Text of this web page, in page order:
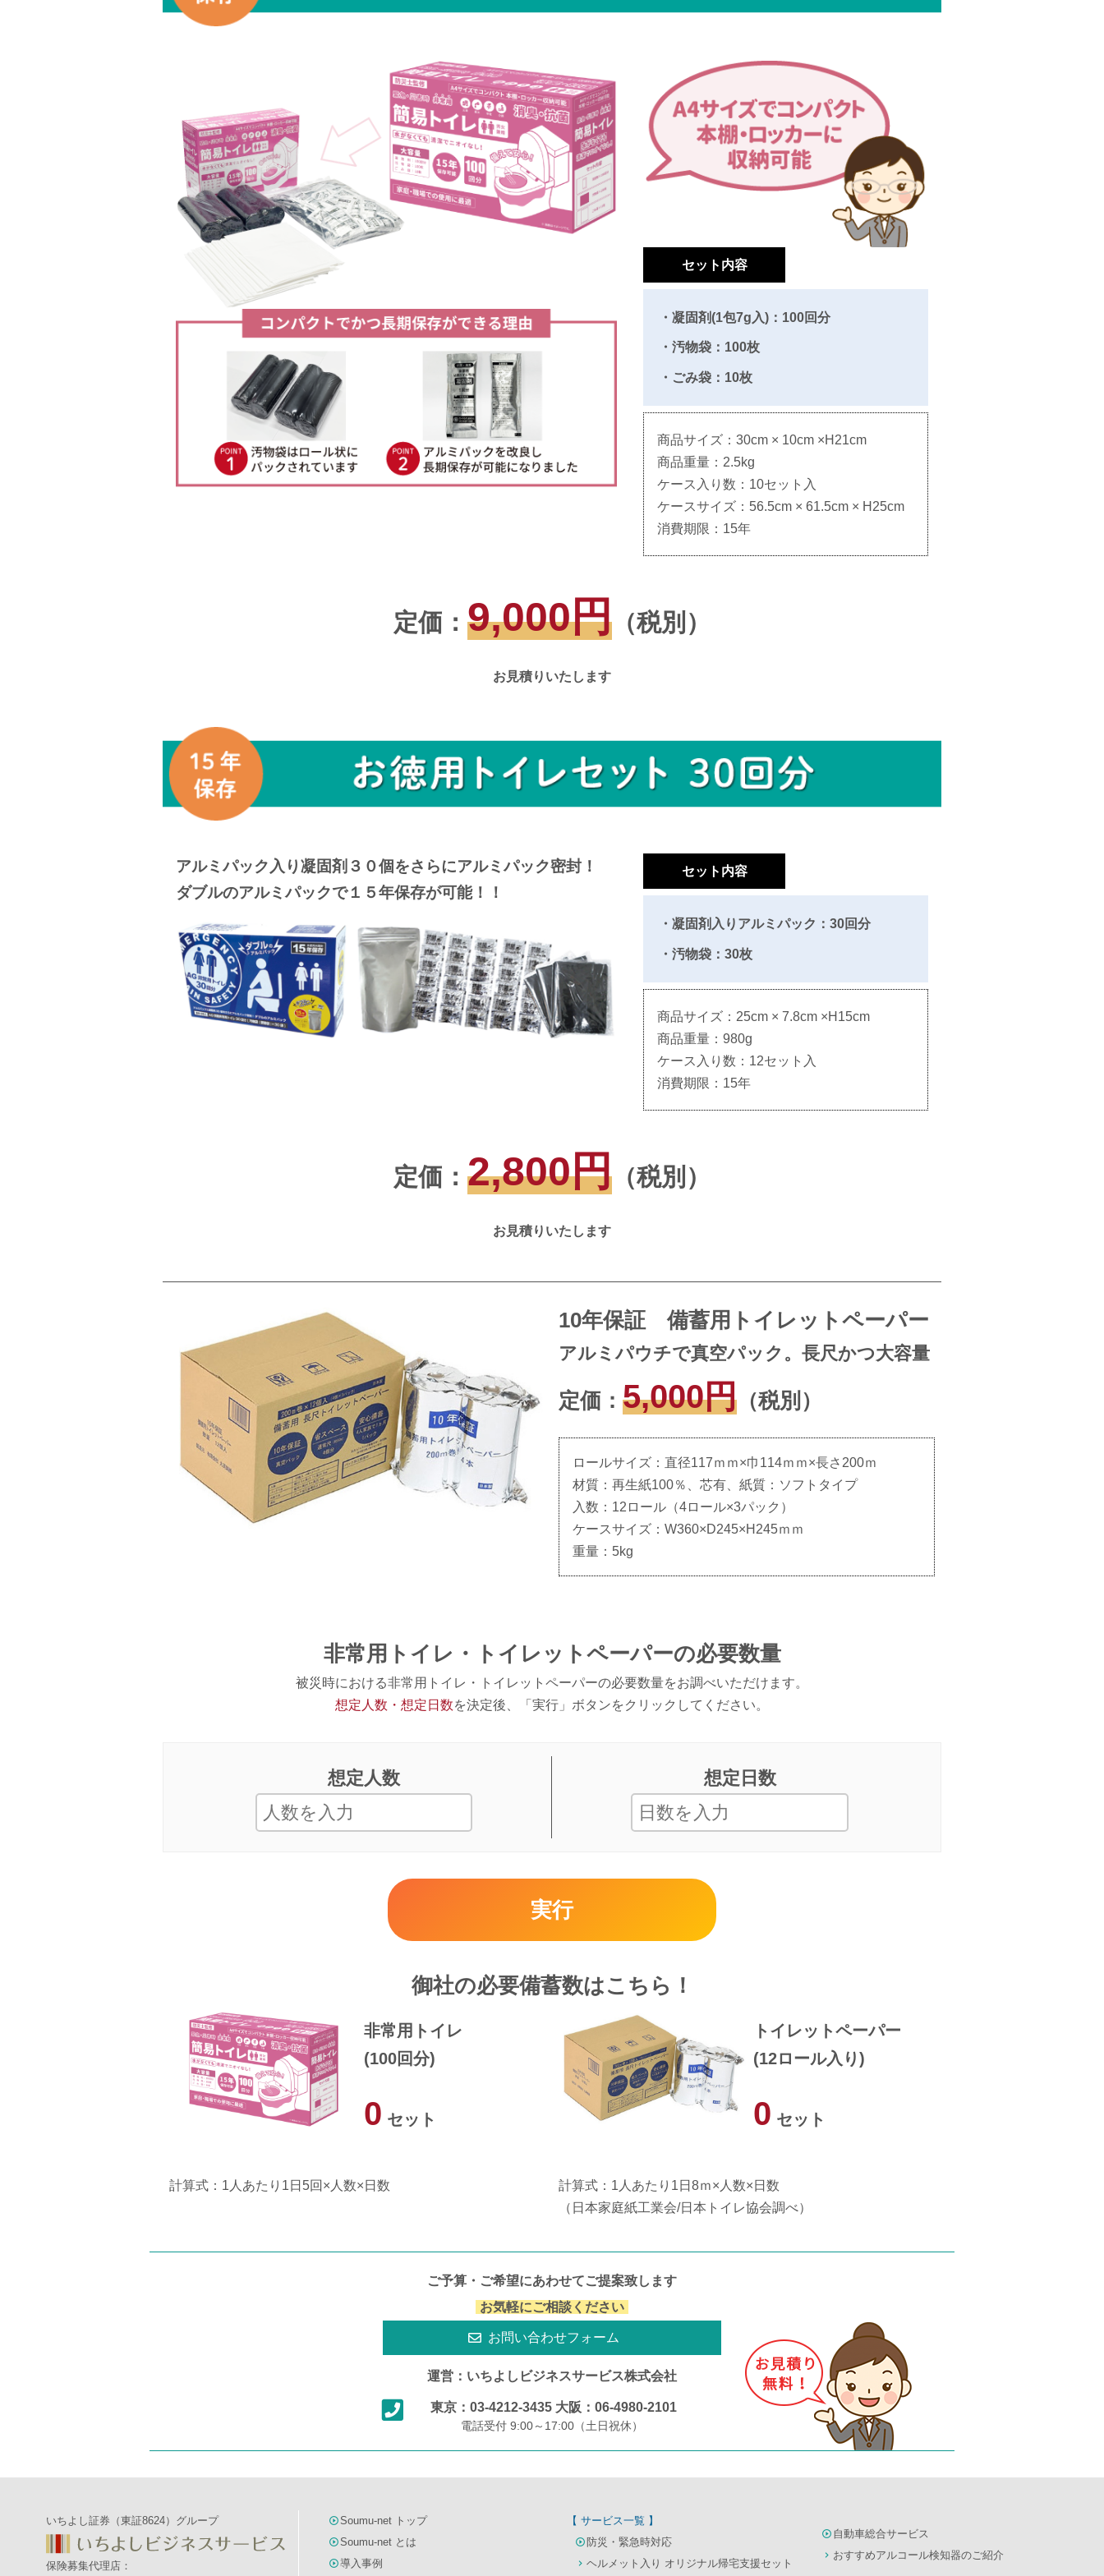
セット内容
・凝固剤(1包7g入)：100回分
・汚物袋：100枚
・ごみ袋：10枚
商品サイズ：30cm × 10cm ×H21cm
商品重量：2.5kg
ケース入り数：10セット入
ケースサイズ：56.5cm × 61.5cm × H25cm
消費期限：15年
定価： 9,000円 （税別）
お見積りいたします
アルミパック入り凝固剤３０個をさらにアルミパック密封！
ダブルのアルミパックで１５年保存が可能！！
セット内容
・凝固剤入りアルミパック：30回分
・汚物袋：30枚
商品サイズ：25cm × 7.8cm ×H15cm
商品重量：980g
ケース入り数：12セット入
消費期限：15年
定価： 2,800円 （税別）
お見積りいたします
10年保証 備蓄用トイレットペーパー
アルミパウチで真空パック。長尺かつ大容量
定価： 5,000円 （税別）
ロールサイズ：直径117ｍｍ×巾114ｍｍ×長さ200ｍ
材質：再生紙100％、芯有、紙質：ソフトタイプ
入数：12ロール（4ロール×3パック）
ケースサイズ：W360×D245×H245ｍｍ
重量：5kg
非常用トイレ・トイレットペーパーの必要数量
被災時における非常用トイレ・トイレットペーパーの必要数量をお調べいただけます。
想定人数・想定日数を決定後、「実行」ボタンをクリックしてください。
想定人数 想定日数
実行
御社の必要備蓄数はこちら！
非常用トイレ
(100回分)
0 セット
計算式：1人あたり1日5回×人数×日数
トイレットペーパー
(12ロール入り)
0 セット
計算式：1人あたり1日8ｍ×人数×日数
（日本家庭紙工業会/日本トイレ協会調べ）
ご予算・ご希望にあわせてご提案致します
お気軽にご相談ください
お問い合わせフォーム
運営：いちよしビジネスサービス株式会社
東京：03-4212-3435 大阪：06-4980-2101
電話受付 9:00～17:00（土日祝休）
いちよし証券（東証8624）グループ
保険募集代理店：
Soumu-net トップ
Soumu-net とは
導入事例
【 サービス一覧 】
防災・緊急時対応
ヘルメット入り オリジナル帰宅支援セット
自動車総合サービス
おすすめアルコール検知器のご紹介